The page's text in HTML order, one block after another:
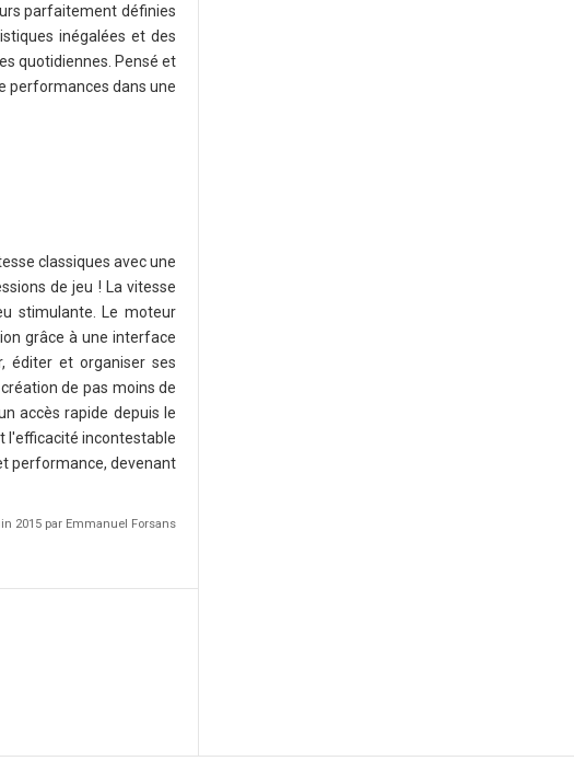
parfaitement définies
inégalées et des
quotidiennes. Pensé et
performances dans une
classiques avec une
de jeu ! La vitesse
stimulante. Le moteur
grâce à une interface
éditer et organiser ses
de pas moins de
accès rapide depuis le
l'efficacité incontestable
performance, devenant
2015 par Emmanuel Forsans